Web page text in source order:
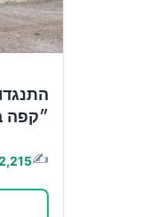
״קפה
✍️